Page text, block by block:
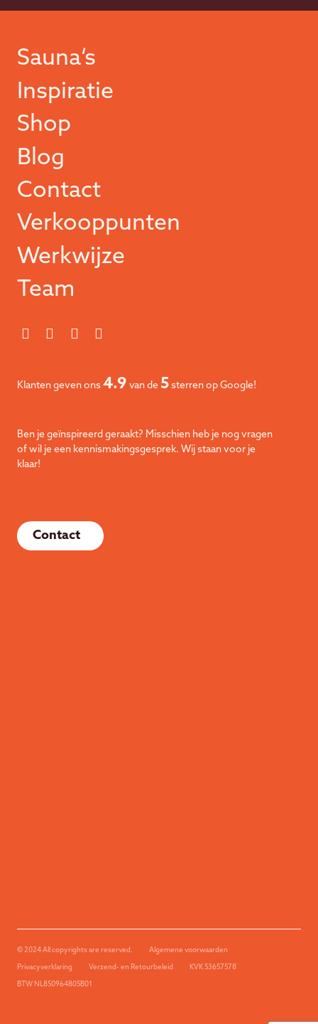
Sauna’s
Inspiratie
Shop
Blog
Contact
Verkooppunten
Werkwijze
Team
Klanten geven ons 4.9 van de 5 sterren op Google!
Ben je geïnspireerd geraakt? Misschien heb je nog vragen
of wil je een kennismakingsgesprek. Wij staan voor je
klaar!
Contact
© 2024 All copyrights are reserved. Algemene voorwaarden
Privacyverklaring Verzend- en Retourbeleid KVK 53657578
BTW NL850964805B01